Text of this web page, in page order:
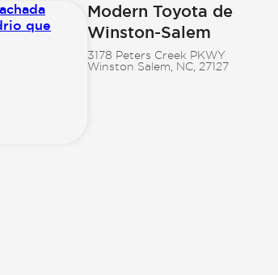
Modern Toyota de
Winston-Salem
3178 Peters Creek PKWY
Winston Salem, NC, 27127